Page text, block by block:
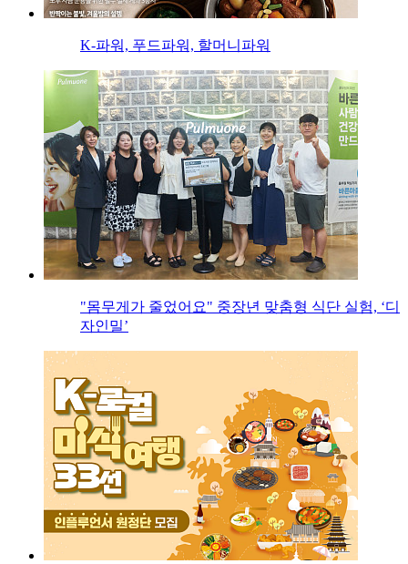
K-파워, 푸드파워, 할머니파워
"몸무게가 줄었어요" 중장년 맞춤형 식단 실험, ‘디
자인밀’